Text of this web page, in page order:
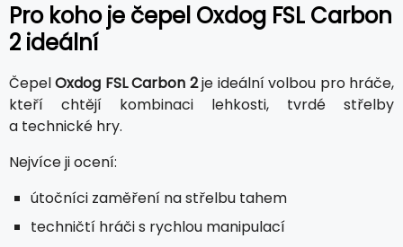
Pro koho je čepel Oxdog FSL Carbon
2 ideální
ČepelOxdog FSL Carbon 2je ideální volbou pro hráče,
kteří chtějí kombinaci lehkosti, tvrdé střelby
a technické hry.
Nejvíce ji ocení:
útočníci zaměření na střelbu tahem
techničtí hráči s rychlou manipulací